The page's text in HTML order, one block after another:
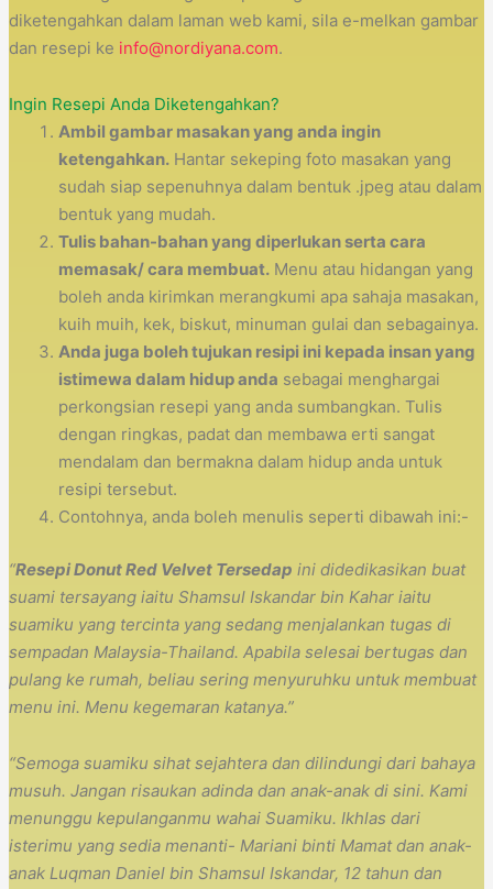
diketengahkan dalam laman web kami, sila e-melkan gambar
dan resepi ke info@nordiyana.com.
Ingin Resepi Anda Diketengahkan?
Ambil gambar masakan yang anda ingin
ketengahkan. Hantar sekeping foto masakan yang
sudah siap sepenuhnya dalam bentuk .jpeg atau dalam
bentuk yang mudah.
Tulis bahan-bahan yang diperlukan serta cara
memasak/ cara membuat. Menu atau hidangan yang
boleh anda kirimkan merangkumi apa sahaja masakan,
kuih muih, kek, biskut, minuman gulai dan sebagainya.
Anda juga boleh tujukan resipi ini kepada insan yang
istimewa dalam hidup anda sebagai menghargai
perkongsian resepi yang anda sumbangkan. Tulis
dengan ringkas, padat dan membawa erti sangat
mendalam dan bermakna dalam hidup anda untuk
resipi tersebut.
Contohnya, anda boleh menulis seperti dibawah ini:-
“Resepi Donut Red Velvet Tersedap ini didedikasikan buat
suami tersayang iaitu Shamsul Iskandar bin Kahar iaitu
suamiku yang tercinta yang sedang menjalankan tugas di
sempadan Malaysia-Thailand. Apabila selesai bertugas dan
pulang ke rumah, beliau sering menyuruhku untuk membuat
menu ini. Menu kegemaran katanya.”
“Semoga suamiku sihat sejahtera dan dilindungi dari bahaya
musuh. Jangan risaukan adinda dan anak-anak di sini. Kami
menunggu kepulanganmu wahai Suamiku. Ikhlas dari
isterimu yang sedia menanti- Mariani binti Mamat dan anak-
anak Luqman Daniel bin Shamsul Iskandar, 12 tahun dan